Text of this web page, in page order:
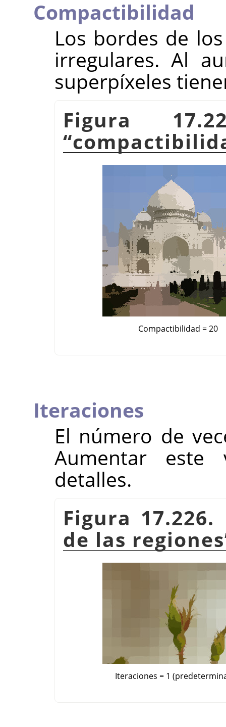
Compactibilidad
Los bordes de
irregulares. Al
superpíxeles
Figura
“
Compactibilidad = 20
Iteraciones
El número de
Aumentar este
detalles.
Figura
de las regiones
Iteraciones = 1